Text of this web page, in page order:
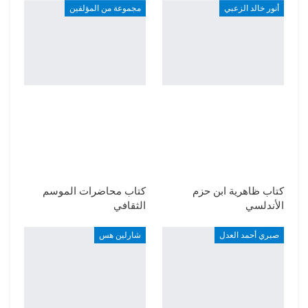
أنور خالد الزعبي
كتاب ظاهرية ابن حزم
الأندلسي
مجموعة من المؤلفين
كتاب محاضرات الموسم
الثقافي
صبري أحمد العدل شارلين هس